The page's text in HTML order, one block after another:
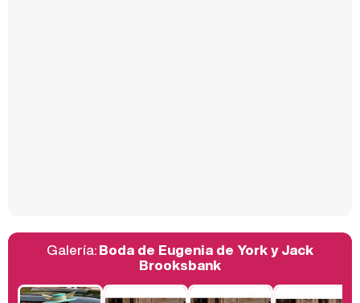
Galería:Boda de Eugenia de York y Jack
Brooksbank